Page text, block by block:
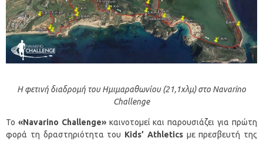
Η φετινή διαδρομή του Ημιμαραθωνίου (21,1χλμ) στο Navarino
Challenge
Το «Navarino Challenge» καινοτομεί και παρουσιάζει για πρώτη
φορά τη δραστηριότητα του Kids’ Athleticsμε πρεσβευτή της